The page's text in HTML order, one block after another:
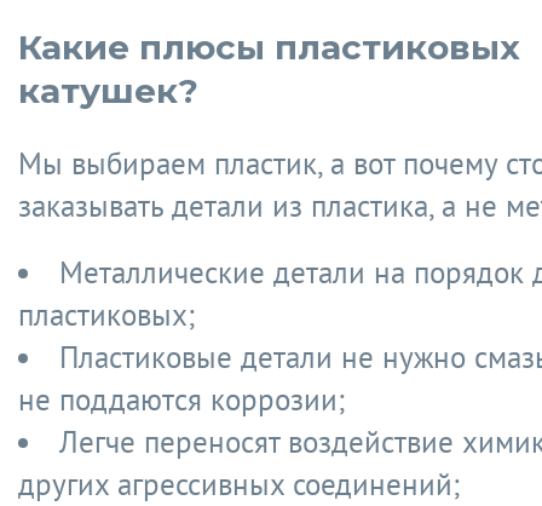
Какие плюсы пластиковых
катушек?
Мы выбираем пластик, а вот почему
заказывать детали из пластика, а не
Металлические детали на порядок
пластиковых;
Пластиковые детали не нужно
не поддаются коррозии;
Легче переносят воздействие
других агрессивных соединений;